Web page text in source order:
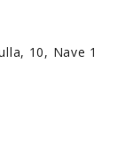
10, Nave 1